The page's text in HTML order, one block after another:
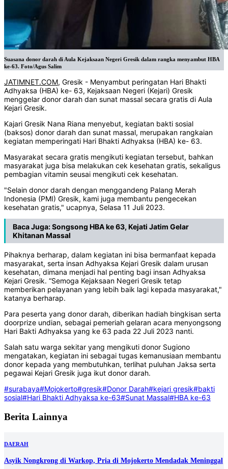
Suasana donor darah di Aula Kejaksaan Negeri Gresik dalam rangka menyambut HBA
ke-63. Foto/Agus Salim
JATIMNET.COM, Gresik - Menyambut peringatan Hari Bhakti
Adhyaksa (HBA) ke- 63, Kejaksaan Negeri (Kejari) Gresik
menggelar donor darah dan sunat massal secara gratis di Aula
Kejari Gresik.
Kajari Gresik Nana Riana menyebut, kegiatan bakti sosial
(baksos) donor darah dan sunat massal, merupakan rangkaian
kegiatan memperingati Hari Bhakti Adhyaksa (HBA) ke- 63.
Masyarakat secara gratis mengikuti kegiatan tersebut, bahkan
masyarakat juga bisa melakukan cek kesehatan gratis, sekaligus
pembagian vitamin seusai mengikuti cek kesehatan.
"Selain donor darah dengan menggandeng Palang Merah
Indonesia (PMI) Gresik, kami juga membantu pengecekan
kesehatan gratis," ucapnya, Selasa 11 Juli 2023.
Baca Juga:Songsong HBA ke 63, Kejati Jatim Gelar
Khitanan Massal
Pihaknya berharap, dalam kegiatan ini bisa bermanfaat kepada
masyarakat, serta insan Adhyaksa Kejari Gresik dalam urusan
kesehatan, dimana menjadi hal penting bagi insan Adhyaksa
Kejari Gresik. “Semoga Kejaksaan Negeri Gresik tetap
memberikan pelayanan yang lebih baik lagi kepada masyarakat,"
katanya berharap.
Para peserta yang donor darah, diberikan hadiah bingkisan serta
doorprize undian, sebagai pemeriah gelaran acara menyongsong
Hari Bakti Adhyaksa yang ke 63 pada 22 Juli 2023 nanti.
Salah satu warga sekitar yang mengikuti donor Sugiono
mengatakan, kegiatan ini sebagai tugas kemanusiaan membantu
donor kepada yang membutuhkan, terlihat puluhan Jaksa serta
pegawai Kejari Gresik juga ikut donor darah.
#surabaya#Mojokerto#gresik#Donor Darah#kejari gresik#bakti
sosial#Hari Bhakti Adhyaksa ke-63#Sunat Massal#HBA ke-63
Berita Lainnya
DAERAH
Asyik Nongkrong di Warkop, Pria di Mojokerto Mendadak Meninggal